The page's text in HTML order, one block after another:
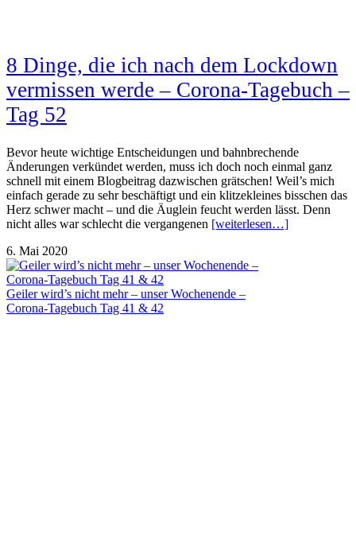
8 Dinge, die ich nach dem Lockdown
vermissen werde – Corona-Tagebuch –
Tag 52
Bevor heute wichtige Entscheidungen und bahnbrechende
Änderungen verkündet werden, muss ich doch noch einmal ganz
schnell mit einem Blogbeitrag dazwischen grätschen! Weil’s mich
einfach gerade zu sehr beschäftigt und ein klitzekleines bisschen das
Herz schwer macht – und die Äuglein feucht werden lässt. Denn
nicht alles war schlecht die vergangenen [weiterlesen…]
6. Mai 2020
Geiler wird’s nicht mehr – unser Wochenende –
Corona-Tagebuch Tag 41 & 42